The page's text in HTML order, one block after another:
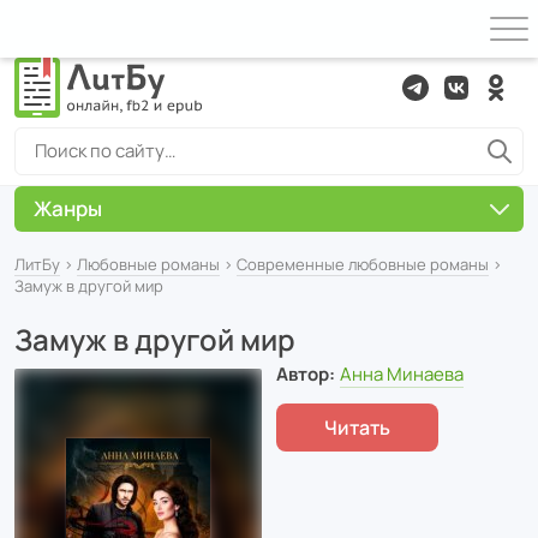
ЛитБу › Любовные романы › Современные любовные романы ›
Замуж в другой мир
Замуж в другой мир
Автор: Анна Минаева
Читать
Жанры